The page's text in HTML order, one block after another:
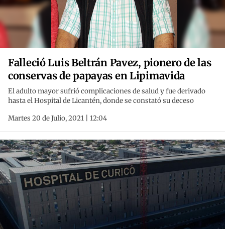
Falleció Luis Beltrán Pavez, pionero de las
conservas de papayas en Lipimavida
El adulto mayor sufrió complicaciones de salud y fue derivado
hasta el Hospital de Licantén, donde se constató su deceso
Martes 20 de Julio, 2021 | 12:04